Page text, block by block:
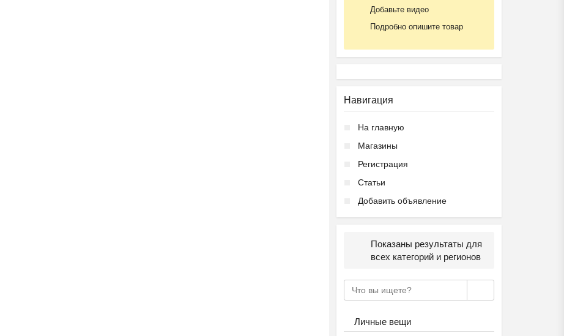
Добавьте видео
Подробно опишите товар
Навигация
На главную
Магазины
Регистрация
Статьи
Добавить объявление
Показаны результаты для
всех категорий и регионов
Личные вещи